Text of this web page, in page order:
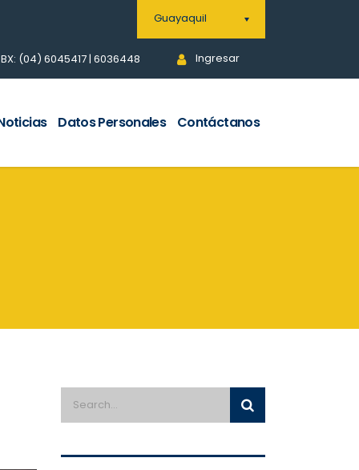
Guayaquil
(04) 6045417 | 6036448 Ingresar
Datos Personales Contáctanos